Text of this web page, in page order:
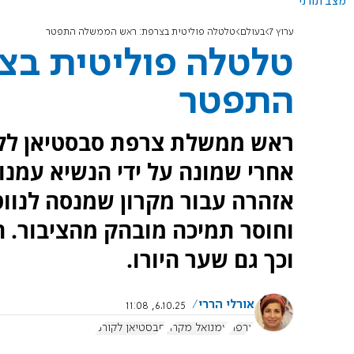
ערוץ 7 בעולם טלטלה פוליטית בצרפת: ראש הממשלה התפטר
טלטלה פוליטית
התפטר
ראש ממשלת צרפת סבסטיאן
אחרי שמונה על ידי הנשיא
אזהרה עבור מקרון שמנסה
וחוסר תמיכה מובהק
וכך גם שער היורו.
אורלי הררי
6.10.25, 11:08
צרפת
עמנואל מקרון סבסטיאן לקורני